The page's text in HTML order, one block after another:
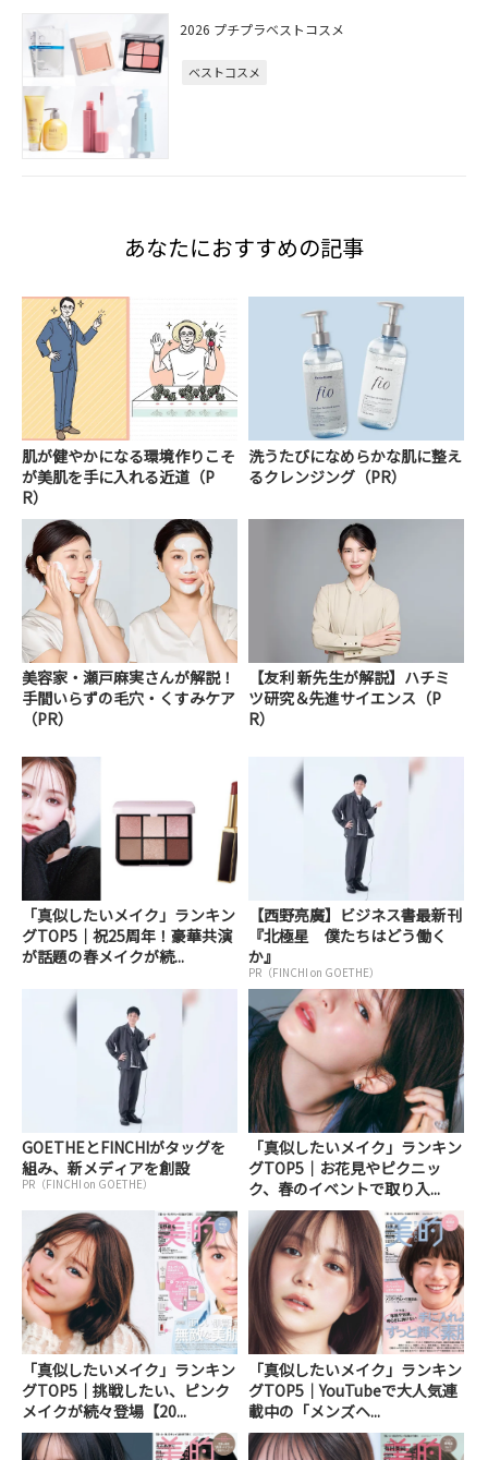
2026 プチプラベストコスメ
ベストコスメ
あなたにおすすめの記事
肌が健やかになる環境作りこそ
が美肌を手に入れる近道（P
R）
洗うたびになめらかな肌に整え
るクレンジング（PR）
美容家・瀬戸麻実さんが解説！
手間いらずの毛穴・くすみケア
（PR）
【友利 新先生が解説】ハチミ
ツ研究＆先進サイエンス（P
R）
「真似したいメイク」ランキン
グTOP5｜祝25周年！豪華共演
が話題の春メイクが続...
【西野亮廣】ビジネス書最新刊
『北極星 僕たちはどう働く
か』
PR（FINCHI on GOETHE）
GOETHEとFINCHIがタッグを
組み、新メディアを創設
PR（FINCHI on GOETHE）
「真似したいメイク」ランキン
グTOP5｜お花見やピクニッ
ク、春のイベントで取り入...
「真似したいメイク」ランキン
グTOP5｜挑戦したい、ピンク
メイクが続々登場【20...
「真似したいメイク」ランキン
グTOP5｜YouTubeで大人気連
載中の「メンズヘ...